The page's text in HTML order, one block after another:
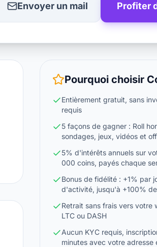
Envoyer un mail Profiter
Pourquoi choisir
Entièrement gratuit, sans
requis
5 façons de gagner : Roll
sondages, jeux, vidéos et
5% d'intérêts annuels sur
000 coins, payés chaque
Bonus de fidélité : +1% par
d'activité, jusqu'à +100%
Retrait sans frais vers votre
LTC ou DASH
Aucun KYC requis,
minutes avec votre adresse